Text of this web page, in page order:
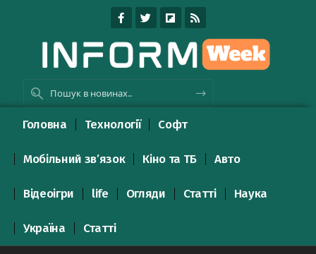
Головна Технології Софт
Мобільний зв’язок Кіно та ТБ Авто
Відеоігри life Огляди Статті Наука
Україна Статті